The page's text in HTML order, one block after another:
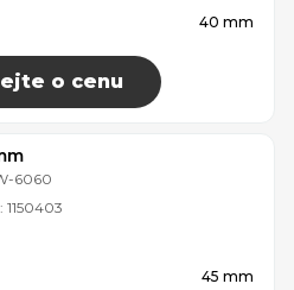
40 mm
o cenu
6060
1150403
45 mm